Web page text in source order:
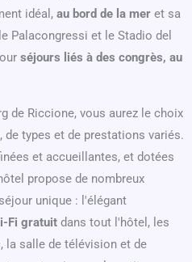
idéal, au bord de la mer et sa
Palacongressi et le Stadio del
séjours liés à des congrès, au
de Riccione, vous aurez le choix
types et de prestations variés.
et accueillantes, et dotées
propose de nombreux
unique : l'élégant
Fi gratuit dans tout l'hôtel, les
, la salle de télévision et de